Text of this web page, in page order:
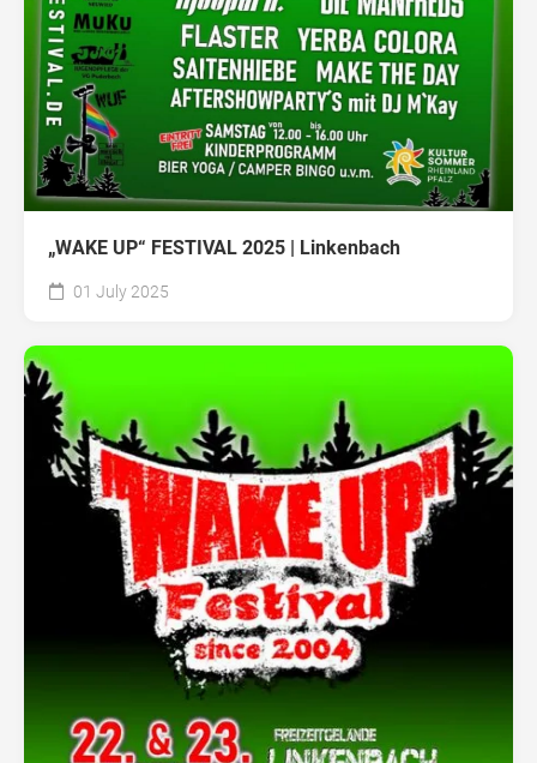
„WAKE UP“ FESTIVAL 2025 | Linkenbach
01 July 2025